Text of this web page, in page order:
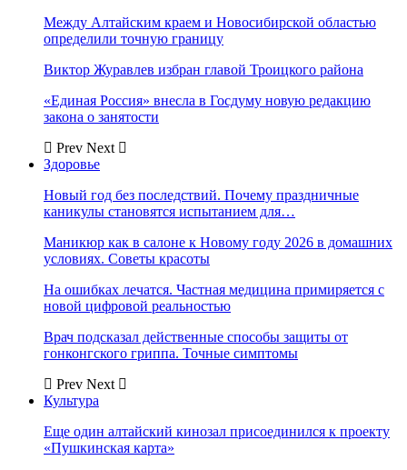
Между Алтайским краем и Новосибирской областью
определили точную границу
Виктор Журавлев избран главой Троицкого района
«Единая Россия» внесла в Госдуму новую редакцию
закона о занятости
Prev Next
Здоровье
Новый год без последствий. Почему праздничные
каникулы становятся испытанием для…
Маникюр как в салоне к Новому году 2026 в домашних
условиях. Советы красоты
На ошибках лечатся. Частная медицина примиряется с
новой цифровой реальностью
Врач подсказал действенные способы защиты от
гонконгского гриппа. Точные симптомы
Prev Next
Культура
Еще один алтайский кинозал присоединился к проекту
«Пушкинская карта»